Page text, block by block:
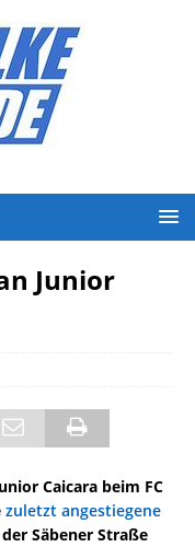
Junior
Caicara beim FC
zuletzt angestiegene
Säbener Straße